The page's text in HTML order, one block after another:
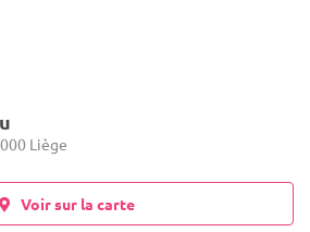
Liège
Voir sur la carte